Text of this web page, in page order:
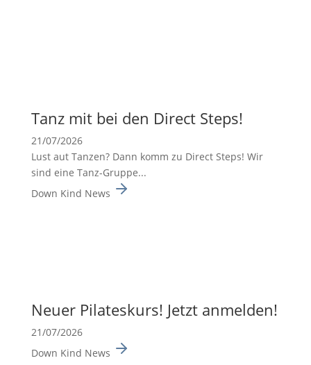
Tanz mit bei den Direct Steps!
21/07/2026
Lust aut Tanzen? Dann komm zu Direct Steps! Wir
sind eine Tanz-Gruppe...
Down Kind News
Neuer Pilates­kurs! Jetzt anmelden!
21/07/2026
Down Kind News